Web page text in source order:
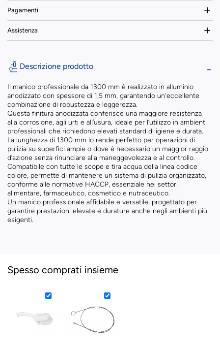
Pagamenti
Assistenza
Descrizione prodotto
Il manico professionale da 1300 mm è realizzato in alluminio
anodizzato con spessore di 1,5 mm, garantendo un'eccellente
combinazione di robustezza e leggerezza.
Questa finitura anodizzata conferisce una maggiore resistenza
alla corrosione, agli urti e all’usura, ideale per l’utilizzo in ambienti
professionali che richiedono elevati standard di igiene e durata.
La lunghezza di 1300 mm lo rende perfetto per operazioni di
pulizia su superfici ampie o dove è necessario un maggior raggio
d’azione senza rinunciare alla maneggevolezza e al controllo.
Compatibile con tutte le scope e tira acqua della linea codice
colore, permette di mantenere un sistema di pulizia organizzato,
conforme alle normative HACCP, essenziale nei settori
alimentare, farmaceutico, cosmetico e nutraceutico.
Un manico professionale affidabile e versatile, progettato per
garantire prestazioni elevate e durature anche negli ambienti più
esigenti.
Spesso comprati insieme